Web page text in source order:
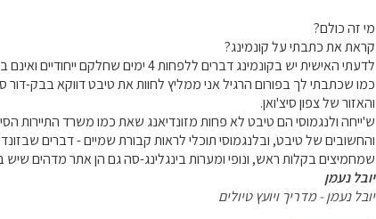
מי זה כולם?
קראת את כתבתי על קונמינג?
לדעתי האישית יש בקונמינג דברים ללפחות 4 ימים שחלקם ייחודיים ואינם במקומות אחרים בסין.
כמו שכתבתי לך בפורום הרגיל אני ממליץ לחוות את טיבט דווקא בבק-דור
והאזור של צפון סיצ'ואן.
ש'ייחה ולנגמוסי הם טיבט לא פחות מזונדיאנג שאת כמו משרד התיירות
והחשובים של טיבט, ובלנגמוסי תוכלי לראות קבורת שמיים - דברים
שמחמיצים בקלות ראש, ונופי ומערות בינגלינג-סה גם הן אתר מדהים שיש
יובל נעמן
יובל נעמן - מדריך ויועץ טיולים